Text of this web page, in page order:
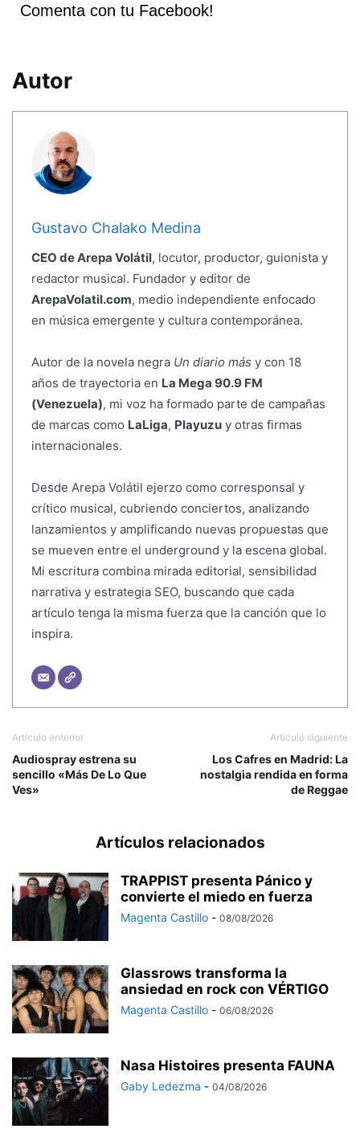
Comenta con tu Facebook!
Autor
Gustavo Chalako Medina
CEO de Arepa Volátil, locutor, productor, guionista y
redactor musical. Fundador y editor de
ArepaVolatil.com, medio independiente enfocado
en música emergente y cultura contemporánea.
Autor de la novela negra Un diario más y con 18
años de trayectoria en La Mega 90.9 FM
(Venezuela), mi voz ha formado parte de campañas
de marcas como LaLiga, Playuzuy otras firmas
internacionales.
Desde Arepa Volátil ejerzo como corresponsal y
crítico musical, cubriendo conciertos, analizando
lanzamientos y amplificando nuevas propuestas que
se mueven entre el underground y la escena global.
Mi escritura combina mirada editorial, sensibilidad
narrativa y estrategia SEO, buscando que cada
artículo tenga la misma fuerza que la canción que lo
inspira.
Artículo anterior
Audiospray estrena su
sencillo «Más De Lo Que
Ves»
Artículo siguiente
Los Cafres en Madrid: La
nostalgia rendida en forma
de Reggae
Artículos relacionados
TRAPPIST presenta Pánico y
convierte el miedo en fuerza
Magenta Castillo - 08/08/2026
Glassrows transforma la
ansiedad en rock con VÉRTIGO
Magenta Castillo - 06/08/2026
Nasa Histoires presenta FAUNA
Gaby Ledezma - 04/08/2026